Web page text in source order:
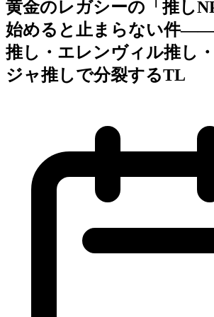
黄金のレガシーの「推し
始めると止まらない件
推し・エレンヴィル推し
ジャ推しで分裂するTL